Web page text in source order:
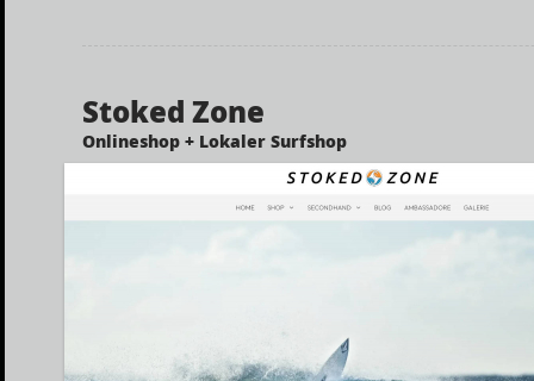
Stoked Zone
Onlineshop + Lokaler Surfshop